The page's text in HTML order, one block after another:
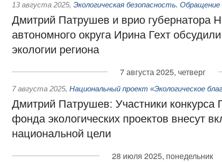
13 августа 2025, Экологическая безопасность.
Дмитрий Патрушев и врио губернатора
автономного округа Ирина Гехт
экологии региона
7 августа 2025, четверг
7 августа 2025, Национальный проект «Экологическое
Дмитрий Патрушев: Участники конкурса
фонда экологических проектов внесут
национальной цели
28 июля 2025, понедельник